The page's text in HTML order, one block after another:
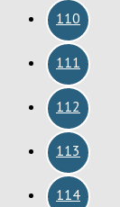
110
111
112
113
114